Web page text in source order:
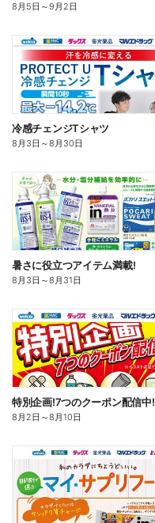
8月5日 ～9月2日
冷感チェンジTシャツ
8月3日 ～8月30日
暑さに役立つアイテム満載!
8月3日 ～8月31日
特別企画!7つのクーポン配信中!
8月2日 ～8月10日